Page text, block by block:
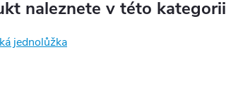
naleznete v této kategorii
jednolůžka